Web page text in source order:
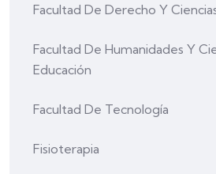
Facultad De Derecho Y
Facultad De Humanidades Y
Educación
Facultad De Tecnología
Fisioterapia